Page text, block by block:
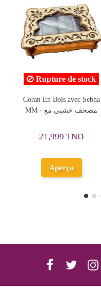
Pot De fleurs Avec
En Métal Doré
43,126 TND
Ajouter au
panier